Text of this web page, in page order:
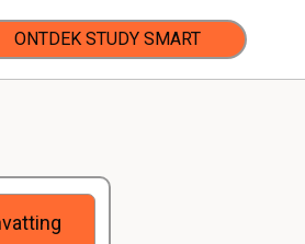
ONTDEK STUDY SMART